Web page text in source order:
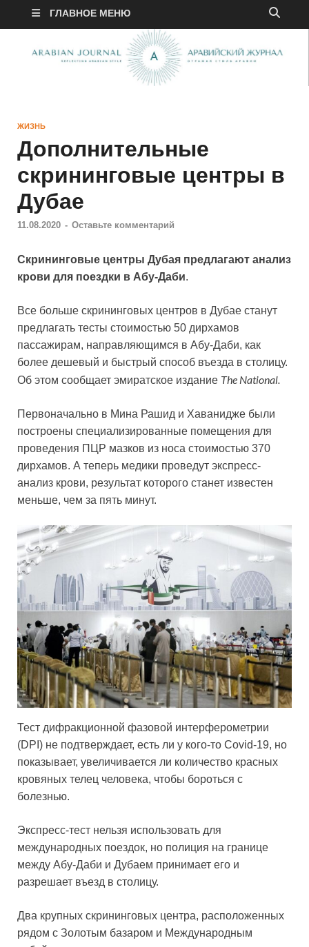
ГЛАВНОЕ МЕНЮ
ЖИЗНЬ
Дополнительные
скрининговые центры в
Дубае
11.08.2020 - Оставьте комментарий
Скрининговые центры Дубая предлагают анализ
крови для поездки в Абу-Даби.
Все больше скрининговых центров в Дубае станут
предлагать тесты стоимостью 50 дирхамов
пассажирам, направляющимся в Абу-Даби, как
более дешевый и быстрый способ въезда в столицу.
Об этом сообщает эмиратское издание The National.
Первоначально в Мина Рашид и Хаванидже были
построены специализированные помещения для
проведения ПЦР мазков из носа стоимостью 370
дирхамов. А теперь медики проведут экспресс-
анализ крови, результат которого станет известен
меньше, чем за пять минут.
Тест дифракционной фазовой интерферометрии
(DPI) не подтверждает, есть ли у кого-то Covid-19, но
показывает, увеличивается ли количество красных
кровяных телец человека, чтобы бороться с
болезнью.
Экспресс-тест нельзя использовать для
международных поездок, но полиция на границе
между Абу-Даби и Дубаем принимает его и
разрешает въезд в столицу.
Два крупных скрининговых центра, расположенных
рядом с Золотым базаром и Международным